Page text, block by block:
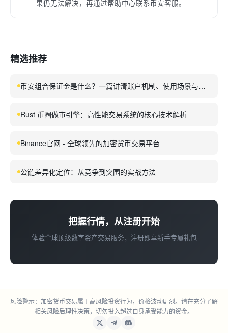
果仍无法解决，再通过帮助中心联系币安客服。
精选推荐
币安组合保证金是什么？一篇讲清账户机制、使用场景与风
Rust 币圈做市引擎：高性能交易系统的核心技术解析
Binance官网 - 全球领先的加密货币交易平台
公链差异化定位：从竞争到突围的实战方法
把握行情，从注册开始
体验全球顶级数字资产交易服务，注册即享新手专属礼包
风险警示：加密货币交易属于高风险投资行为，价格波动剧烈。请在充分了解
相关风险后理性决策，切勿投入超过自身承受能力的资金。